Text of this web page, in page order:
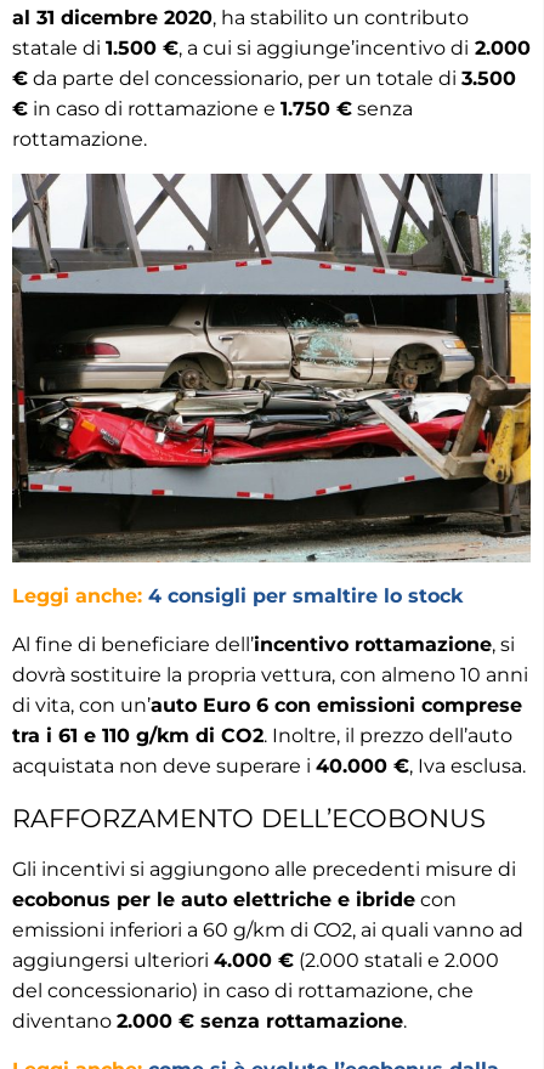
al 31 dicembre 2020, ha stabilito un contributo
statale di 1.500 €, a cui si aggiunge’incentivo di 2.000
€ da parte del concessionario, per un totale di 3.500
€ in caso di rottamazione e 1.750 € senza
rottamazione.
Leggi anche: 4 consigli per smaltire lo stock
Al fine di beneficiare dell’incentivo rottamazione, si
dovrà sostituire la propria vettura, con almeno 10 anni
di vita, con un’auto Euro 6 con emissioni comprese
tra i 61 e 110 g/km di CO2. Inoltre, il prezzo dell’auto
acquistata non deve superare i 40.000 €, Iva esclusa.
RAFFORZAMENTO DELL’ECOBONUS
Gli incentivi si aggiungono alle precedenti misure di
ecobonus per le auto elettriche e ibride con
emissioni inferiori a 60 g/km di CO2, ai quali vanno ad
aggiungersi ulteriori 4.000 € (2.000 statali e 2.000
del concessionario) in caso di rottamazione, che
diventano 2.000 € senza rottamazione.